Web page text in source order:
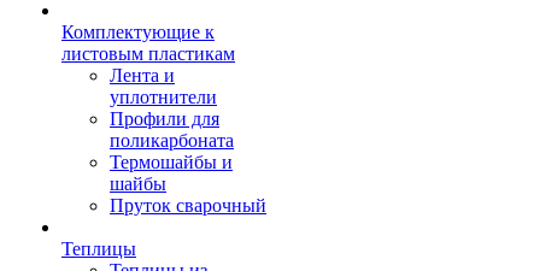
Комплектующие к
листовым пластикам
Лента и
уплотнители
Профили для
поликарбоната
Термошайбы и
шайбы
Пруток сварочный
Теплицы